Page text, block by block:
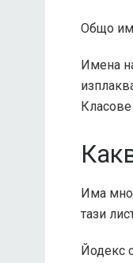
Общо
Имена
Има
тази
Йодекс